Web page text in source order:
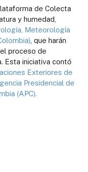
de Colecta
y humedad,
Meteorología
, que harán
proceso de
Esta iniciativa contó
Exteriores de
Presidencial de
(APC).